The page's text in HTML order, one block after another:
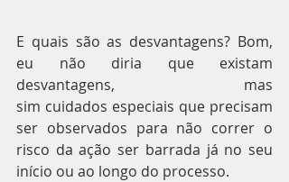
E quais são as desvantagens? Bom,
eu não diria que existam
desvantagens, mas
sim cuidados especiais que precisam
ser observados para não correr o
risco da ação ser barrada já no seu
início ou ao longo do processo.